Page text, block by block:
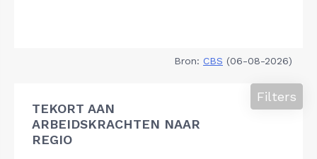
Bron: CBS (06-08-2026)
TEKORT AAN
ARBEIDSKRACHTEN NAAR
REGIO
Filters